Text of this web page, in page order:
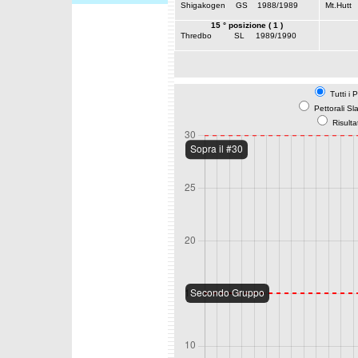
Shigakogen
GS 1988/1989 Mt.Hutt
15 ° posizione ( 1 )
Thredbo
SL 1989/1990
Tutti i
Pettorali